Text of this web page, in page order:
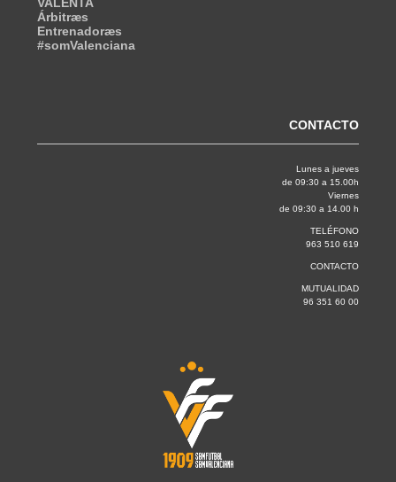
Árbitræs
Entrenadoræs
#somValenciana
CONTACTO
Lunes a jueves
de 09:30 a 15.00h
Viernes
de 09:30 a 14.00 h
TELÉFONO
963 510 619
CONTACTO
MUTUALIDAD
96 351 60 00